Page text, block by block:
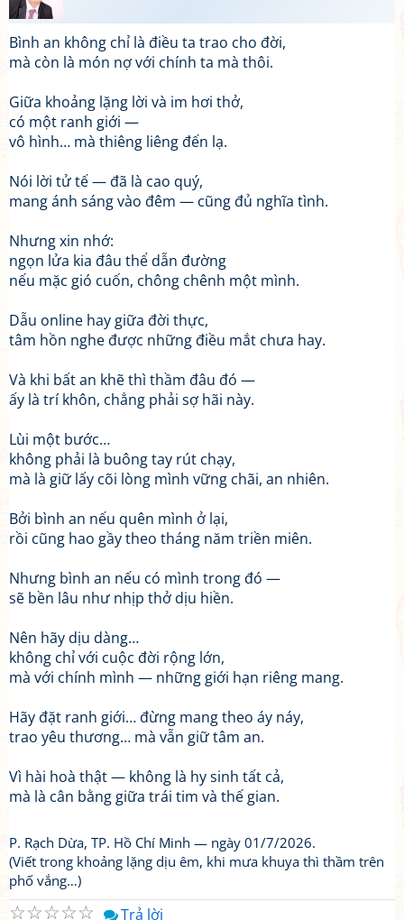
Bình an không chỉ là điều ta trao cho đời,
mà còn là món nợ với chính ta mà thôi.
Giữa khoảng lặng lời và im hơi thở,
có một ranh giới —
vô hình… mà thiêng liêng đến lạ.
Nói lời tử tế — đã là cao quý,
mang ánh sáng vào đêm — cũng đủ nghĩa tình.
Nhưng xin nhớ:
ngọn lửa kia đâu thể dẫn đường
nếu mặc gió cuốn, chông chênh một mình.
Dẫu online hay giữa đời thực,
tâm hồn nghe được những điều mắt chưa hay.
Và khi bất an khẽ thì thầm đâu đó —
ấy là trí khôn, chẳng phải sợ hãi này.
Lùi một bước…
không phải là buông tay rút chạy,
mà là giữ lấy cõi lòng mình vững chãi, an nhiên.
Bởi bình an nếu quên mình ở lại,
rồi cũng hao gầy theo tháng năm triền miên.
Nhưng bình an nếu có mình trong đó —
sẽ bền lâu như nhịp thở dịu hiền.
Nên hãy dịu dàng…
không chỉ với cuộc đời rộng lớn,
mà với chính mình — những giới hạn riêng mang.
Hãy đặt ranh giới… đừng mang theo áy náy,
trao yêu thương… mà vẫn giữ tâm an.
Vì hài hoà thật — không là hy sinh tất cả,
mà là cân bằng giữa trái tim và thế gian.
P. Rạch Dừa, TP. Hồ Chí Minh — ngày 01/7/2026.
(Viết trong khoảng lặng dịu êm, khi mưa khuya thì thầm trên
phố vắng…)
☆
☆
☆
☆
☆ Trả lời